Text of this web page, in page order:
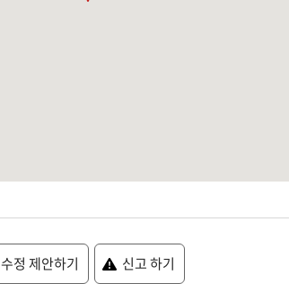
수정 제안하기 신고 하기